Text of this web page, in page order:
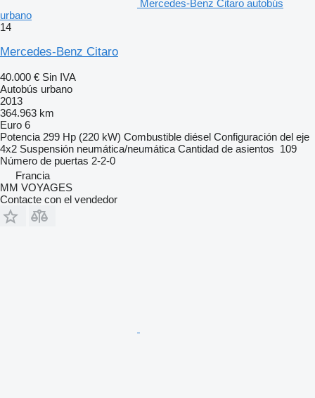
Mercedes-Benz Citaro autobús
urbano
14
Mercedes-Benz Citaro
40.000 € Sin IVA
Autobús urbano
2013
364.963 km
Euro 6
Potencia 299 Hp (220 kW) Combustible diésel Configuración del eje
4x2 Suspensión neumática/neumática Cantidad de asientos 109
Número de puertas 2-2-0
Francia
MM VOYAGES
Contacte con el vendedor